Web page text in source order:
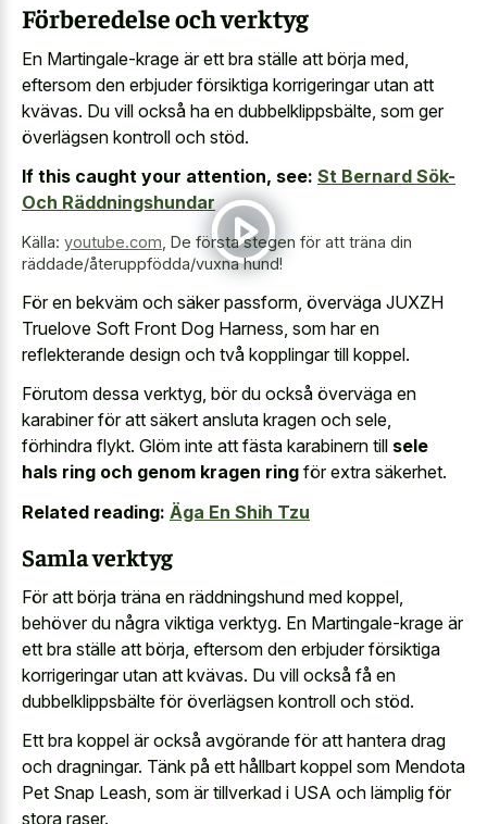
Förberedelse och verktyg
En Martingale-krage är ett bra ställe att börja med,
eftersom den erbjuder försiktiga korrigeringar utan att
kvävas. Du vill också ha en dubbelklippsbälte, som ger
överlägsen kontroll och stöd.
If this caught your attention, see: St Bernard Sök-
Och Räddningshundar
Källa: youtube.com De första stegen för att träna din
räddade/återuppfödda/vuxna hund!
För en bekväm och säker passform, överväga JUXZH
Truelove Soft Front Dog Harness, som har en
reflekterande design och två kopplingar till koppel.
Förutom dessa verktyg, bör du också överväga en
karabiner för att säkert ansluta kragen och sele,
förhindra flykt. Glöm inte att fästa karabinern till sele
hals ring och genom kragen ring för extra säkerhet.
Related reading: Äga En Shih Tzu
Samla verktyg
För att börja träna en räddningshund med koppel,
behöver du några viktiga verktyg. En Martingale-krage är
ett bra ställe att börja, eftersom den erbjuder försiktiga
korrigeringar utan att kvävas. Du vill också få en
dubbelklippsbälte för överlägsen kontroll och stöd.
Ett bra koppel är också avgörande för att hantera drag
och dragningar. Tänk på ett hållbart koppel som Mendota
Pet Snap Leash, som är tillverkad i USA och lämplig för
stora raser.